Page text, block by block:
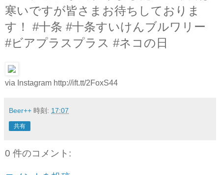
寒いですが皆さまお待ちしておりま
す！ #十条 #十条すいけんブルワリー
#ビアプラスプラス #ネコの日
via Instagram http://ift.tt/2FoxS44
Beer++ 時刻: 17:07
共有
0 件のコメント: